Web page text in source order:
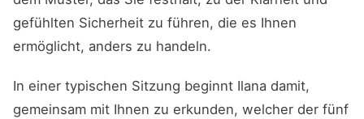
gefühlten Sicherheit zu führen, die es Ihnen
ermöglicht, anders zu handeln.
In einer typischen Sitzung beginnt Ilana damit,
gemeinsam mit Ihnen zu erkunden, welcher der fünf